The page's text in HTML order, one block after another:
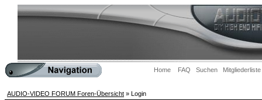
Home FAQ Suchen Mitgliederliste
AUDIO-VIDEO FORUM Foren-Übersicht » Login